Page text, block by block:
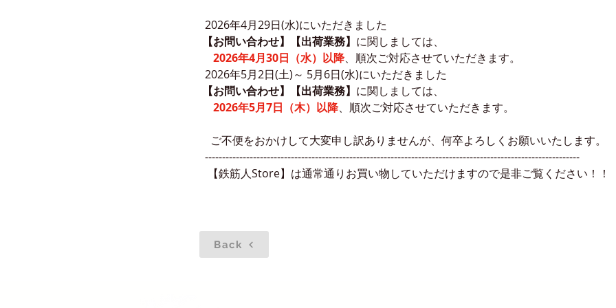
2026年4月29日(水)にいただきました
【お問い合わせ】【出荷業務】 に関しましては、
2026年4月30日（水）以降、順次ご対応させていただきます。
2026年5月2日(土)～ 5月6日(水)にいただきました
【お問い合わせ】【出荷業務】 に関しましては、
2026年5月7日（木）以降、順次ご対応させていただきます。
   ご不便をおかけして大変申し訳ありませんが、何卒よろしくお願いいたします。
-------------------------------------------------------------------------------------------------------------
  【鉄筋人Store】は通常通りお買い物していただけますので是非ご覧ください！！
Back